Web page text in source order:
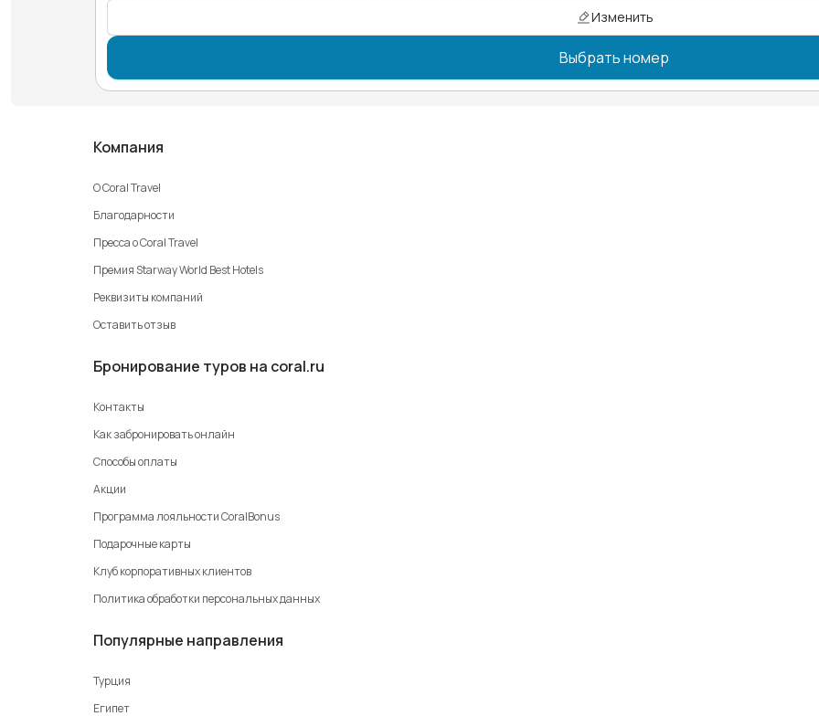
Изменить
Выбрать номер
Компания
О Coral Travel
Благодарности
Пресса о Coral Travel
Премия Starway World Best Hotels
Реквизиты компаний
Оставить отзыв
Бронирование туров на coral.ru
Контакты
Как забронировать онлайн
Способы оплаты
Акции
Программа лояльности CoralBonus
Подарочные карты
Клуб корпоративных клиентов
Политика обработки персональных данных
Популярные направления
Турция
Египет